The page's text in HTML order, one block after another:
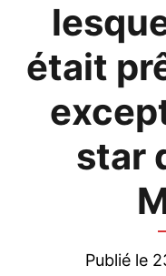
était
star
Publié le